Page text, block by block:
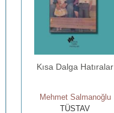
Kısa Dalga Hatıralar
Mehmet Salmanoğlu
TÜSTAV